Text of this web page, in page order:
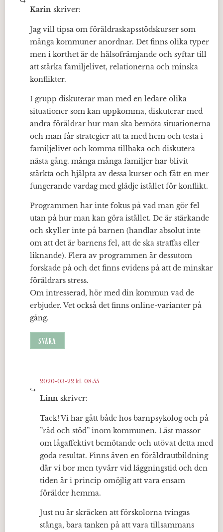
Karin skriver:
Jag vill tipsa om föräldraskapsstödskurser som
många kommuner anordnar. Det finns olika typer
men i korthet är de hälsofrämjande och syftar till
att stärka familjelivet, relationerna och minska
konflikter.
I grupp diskuterar man med en ledare olika
situationer som kan uppkomma, diskuterar med
andra föräldrar hur man ska bemöta situationerna
och man får strategier att ta med hem och testa i
familjelivet och komma tillbaka och diskutera
nästa gång. många många familjer har blivit
stärkta och hjälpta av dessa kurser och fått en mer
fungerande vardag med glädje istället för konflikt.
Programmen har inte fokus på vad man gör fel
utan på hur man kan göra istället. De är stärkande
och skyller inte på barnen (handlar absolut inte
om att det är barnens fel, att de ska straffas eller
liknande). Flera av programmen är dessutom
forskade på och det finns evidens på att de minskar
föräldrars stress.
Om intresserad, hör med din kommun vad de
erbjuder. Vet också det finns online-varianter på
gång.
SVARA
Linn skriver:
2020-03-22 kl. 08:55
Tack! Vi har gått både hos barnpsykolog och på
”råd och stöd” inom kommunen. Läst massor
om lågaffektivt bemötande och utövat detta med
goda resultat. Finns även en föräldrautbildning
där vi bor men tyvärr vid läggningstid och den
tiden är i princip omöjlig att vara ensam
förälder hemma.
Just nu är skräcken att förskolorna tvingas
stänga, bara tanken på att vara tillsammans